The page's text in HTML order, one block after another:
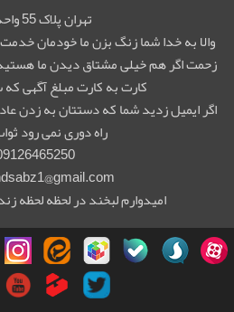
تهران پلاک 55 واحد 15
والا به خدا شما زنگ بزن ما خودمان
زحمت اگر هم خیلی مشتاق دیدن ما
کارت به کارت مبلغ آگهی
اگر ایمیل زدید شما که دستتان به زدن
راه دوری نمی رود
امیدوارم لبخند در لحظه لحظه